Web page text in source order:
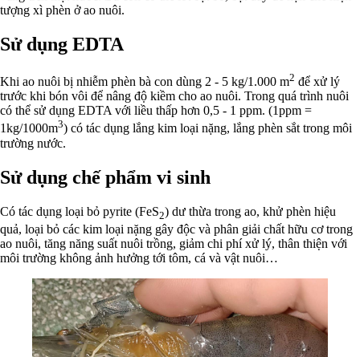
tượng xì phèn ở ao nuôi.
Sử dụng EDTA
Khi ao nuôi bị nhiễm phèn bà con dùng 2 - 5 kg/1.000 m2 để xử lý
trước khi bón vôi để nâng độ kiềm cho ao nuôi. Trong quá trình nuôi
có thể sử dụng EDTA với liều thấp hơn 0,5 - 1 ppm. (1ppm =
1kg/1000m3) có tác dụng lắng kim loại nặng, lắng phèn sắt trong môi
trường nước.
Sử dụng chế phẩm vi sinh
Có tác dụng loại bỏ pyrite (FeS2) dư thừa trong ao, khử phèn hiệu
quả, loại bỏ các kim loại nặng gây độc và phân giải chất hữu cơ trong
ao nuôi, tăng năng suất nuôi trồng, giảm chi phí xử lý, thân thiện với
môi trường không ảnh hưởng tới tôm, cá và vật nuôi…